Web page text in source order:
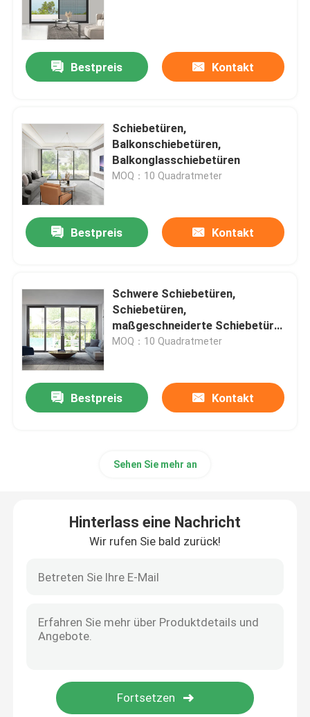
Über uns
Fabrik-Ausflug
Qualitätskontrolle
Kontakt US
Blog
Fordern Sie ein Zitat
Aluminiumtür
Aluminiumfenster
Bestpreis Kontakt
Schiebetüren,
Balkonschiebetüren,
Balkonglasschiebetüren
MOQ：10 Quadratmeter
Bestpreis Kontakt
Schwere Schiebetüren,
Schiebetüren,
maßgeschneiderte Schiebetüren
aus gehärtetem Glas
MOQ：10 Quadratmeter
Bestpreis Kontakt
Sehen Sie mehr an
Hinterlass eine Nachricht
Wir rufen Sie bald zurück!